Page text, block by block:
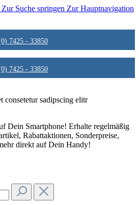
Zur Suche springen Zur Hauptnavigation
7425 - 33850
PREISEN
7425 - 33850
PREISEN
consetetur sadipscing elitr
Dein Smartphone! Erhalte regelmäßig
Rabattaktionen, Sonderpreise,
direkt auf Dein Handy!